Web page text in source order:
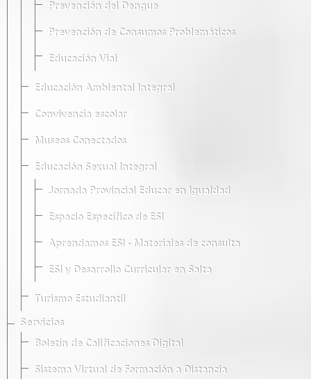
Prevención del Dengue
Prevención de Consumos Problemáticos
Educación Vial
Educación Ambiental Integral
Convivencia escolar
Museos Conectados
Educación Sexual Integral
Jornada Provincial Educar en Igualdad
Espacio Específico de ESI
Aprendamos ESI - Materiales de consulta
ESI y Desarrollo Curricular en Salta
Turismo Estudiantil
Servicios
Boletín de Calificaciones Digital
Sistema Virtual de Formación a Distancia